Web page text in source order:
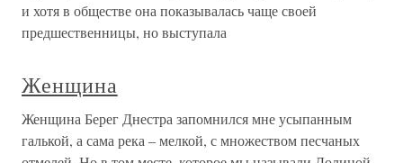
и хотя в обществе она показывалась чаще своей
предшественницы, но выступала
Женщина
Женщина Берег Днестра запомнился мне усыпанным
галькой, а сама река – мелкой, с множеством песчаных